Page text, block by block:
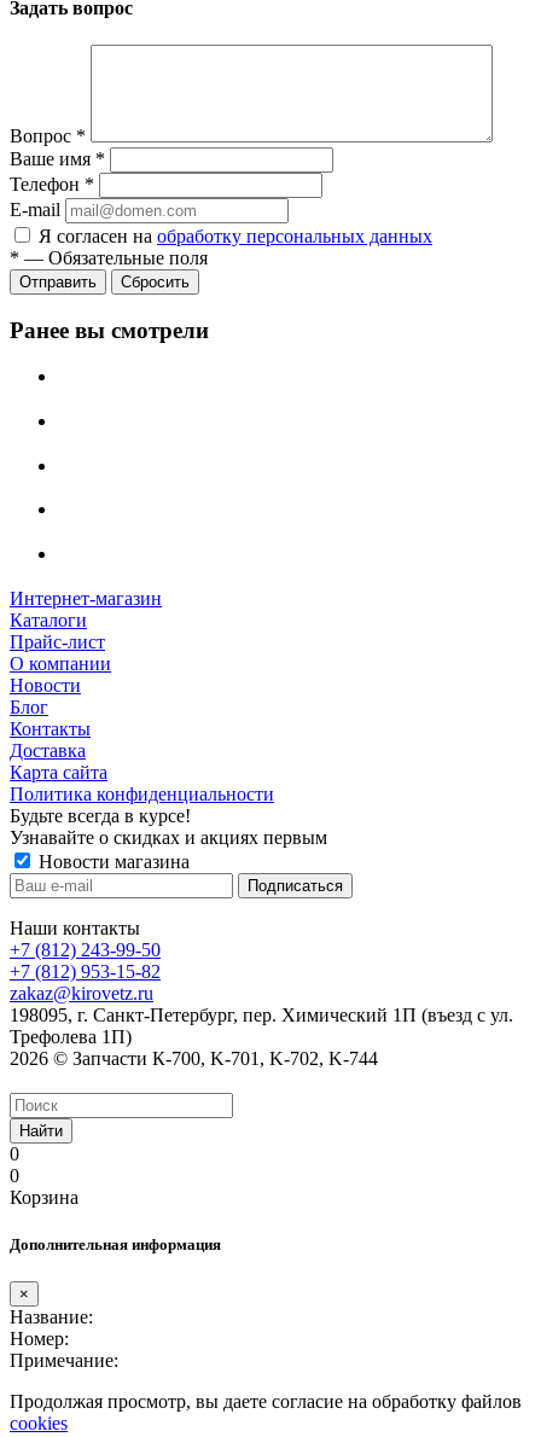
Задать вопрос
Вопрос *
Ваше имя *
Телефон *
E-mail
Я согласен на обработку персональных данных
* — Обязательные поля
Сбросить
Ранее вы смотрели
Интернет-магазин
Каталоги
Прайс-лист
О компании
Новости
Блог
Контакты
Доставка
Карта сайта
Политика конфиденциальности
Будьте всегда в курсе!
Узнавайте о скидках и акциях первым
Новости магазина
Наши контакты
+7 (812) 243-99-50
+7 (812) 953-15-82
zakaz@kirovetz.ru
198095, г. Санкт-Петербург, пер. Химический 1П (въезд с ул.
Трефолева 1П)
2026 © Запчасти К-700, K-701, K-702, K-744
Найти
0
0
Корзина
Дополнительная информация
×
Название:
Номер:
Примечание:
Продолжая просмотр, вы даете согласие на обработку файлов
cookies